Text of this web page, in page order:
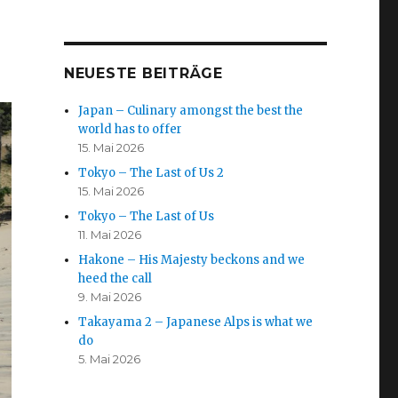
NEUESTE BEITRÄGE
Japan – Culinary amongst the best the
world has to offer
15. Mai 2026
Tokyo – The Last of Us 2
15. Mai 2026
Tokyo – The Last of Us
11. Mai 2026
Hakone – His Majesty beckons and we
heed the call
9. Mai 2026
Takayama 2 – Japanese Alps is what we
do
5. Mai 2026